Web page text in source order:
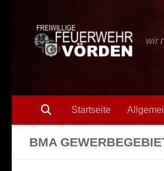
wir
Startseite
BMA